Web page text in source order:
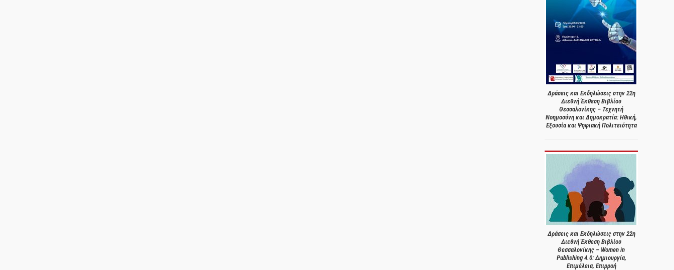
Δράσεις και Εκδηλώσεις στην 22η
Διεθνή Έκθεση Βιβλίου
Θεσσαλονίκης – Τεχνητή
Νοημοσύνη και Δημοκρατία: Ηθική,
Εξουσία και Ψηφιακή Πολιτειότητα
Δράσεις και Εκδηλώσεις στην 22η
Διεθνή Έκθεση Βιβλίου
Θεσσαλονίκης – Women in
Publishing 4.0: Δημιουργία,
Επιμέλεια, Επιρροή